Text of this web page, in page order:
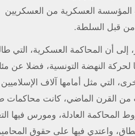
العسكرية من العسكريين
المحاكمة العسكرية، التي طالت
النهضة التونسية، فضلا عن مئات
مثل أمامها آلاف الإسلاميين في
الماضي، كانت محاكمات صورية،
العادلة، ومورس فيها التعذيب
فيها على حقوق المحامين